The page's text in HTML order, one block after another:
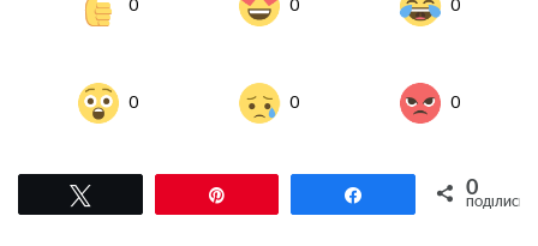
0 0 0
Поділитися0
ПОДІЛИСЬ